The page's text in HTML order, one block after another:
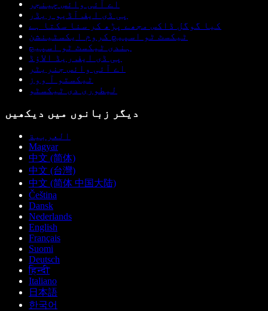
اے آئی وائس چینجر
پی ڈی ایف آڈیو ریڈر
کیا گوگل ڈاکس مجھے پڑھ کر سنا سکتا ہے
ٹیکسٹ ٹو اسپیچ کروم ایکسٹینشن
ہندی ٹیکسٹ ٹو اسپیچ
پی ڈی ایف ریڈ الاؤڈ
اے آئی وائس جنریٹر
ٹیکستو آ ووز
لیطوری دی ٹیکسٹو
دیگر زبانوں میں دیکھیں
العربية
Magyar
中文 (简体)
中文 (台灣)
中文 (简体 中国大陆)
Čeština
Dansk
Nederlands
English
Français
Suomi
Deutsch
हिन्दी
Italiano
日本語
한국어